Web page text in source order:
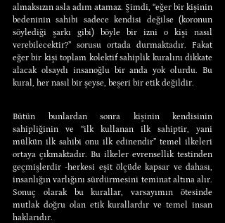
almaksızın asla adım atamaz. Şimdi, “eğer bir kişinin
bedeninin sahibi sadece kendisi değilse (koronun
söylediği şarkı gibi) böyle bir izni o kişi nasıl
verebilecektir?” sorusu ortada durmaktadır. Fakat
eğer bir kişi toplam kolektif sahiplik kuralını dikkate
alacak olsaydı insanoğlu bir anda yok olurdu. Bu
kural, her nasıl bir şeyse, beşeri bir etik değildir.
Bütün bunlardan sonra kişinin kendisinin
sahipliğinin ve “ilk kullanan ilk sahiptir, yani
mülkün ilk sahibi onu ilk edinendir” temel ilkeleri
ortaya çıkmaktadır. Bu ilkeler evrensellik testinden
geçmişlerdir -herkesi eşit ölçüde kapsar ve dahası,
insanlığın varlığını sürdürmesini teminat altına alır.
Sonuç olarak bu kurallar, varsayımın ötesinde
mutlak doğru olan etik kurallardır ve temel insan
haklarıdır.